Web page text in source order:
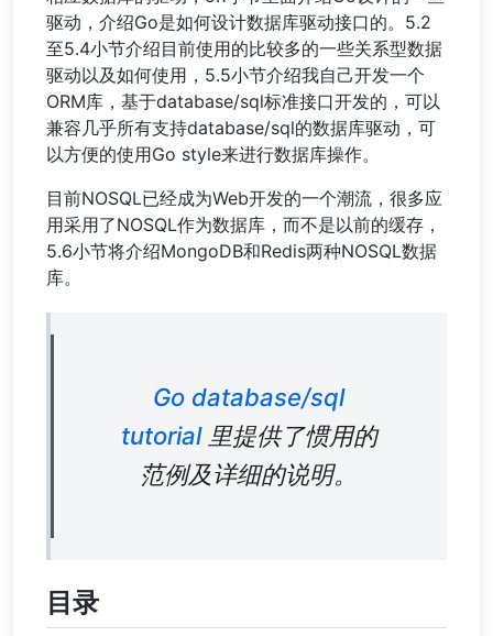
驱动，介绍Go是如何设计数据库驱动接口的。5.2
至5.4小节介绍目前使用的比较多的一些关系型数据
驱动以及如何使用，5.5小节介绍我自己开发一个
ORM库，基于database/sql标准接口开发的，可以
兼容几乎所有支持database/sql的数据库驱动，可
以方便的使用Go style来进行数据库操作。
目前NOSQL已经成为Web开发的一个潮流，很多应
用采用了NOSQL作为数据库，而不是以前的缓存，
5.6小节将介绍MongoDB和Redis两种NOSQL数据
库。
Go database/sql
tutorial里提供了惯用的
范例及详细的说明。
目录